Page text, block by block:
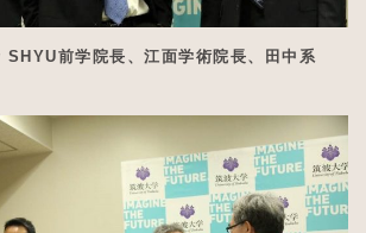
SHYU前学院長、江面学術院長、田中系